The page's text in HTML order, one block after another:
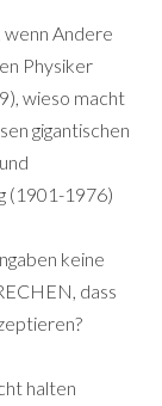
wenn Andere
Physiker
wieso macht
gigantischen
(1901-1976)
keine
dass
halten